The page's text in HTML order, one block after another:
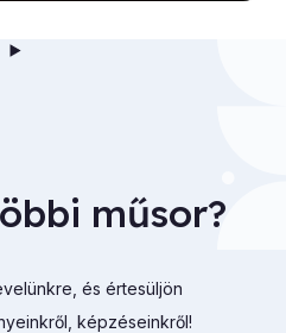
műsor?
és értesüljön
képzéseinkről!